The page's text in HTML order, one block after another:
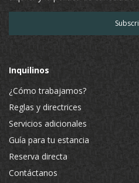
Inquilinos
¿Cómo trabajamos?
Reglas y directrices
Servicios adicionales
Guía para tu estancia
Reserva directa
Contáctanos